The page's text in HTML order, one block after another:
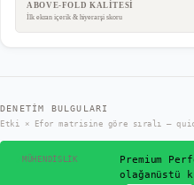
ABOVE-FOLD KALİTESİ
İlk ekran içerik & hiyerarşi skoru
DENETIM BULGULARI
Etki × Efor matrisine göre sıralı —
MÜHENDISLIK
Premium
olağanüstü